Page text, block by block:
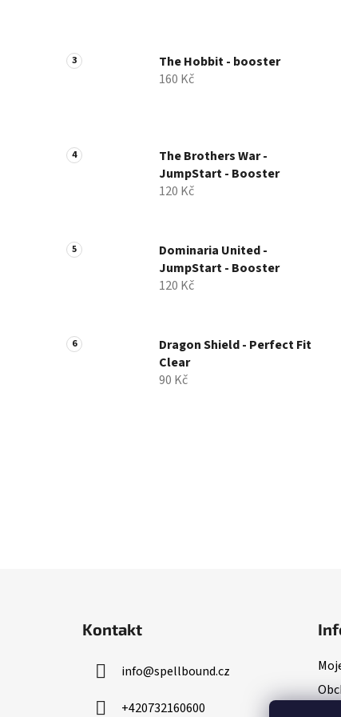
n
e
The Hobbit - booster
160 Kč
The Brothers War -
JumpStart - Booster
120 Kč
Dominaria United -
JumpStart - Booster
120 Kč
Dragon Shield - Perfect Fit
Clear
90 Kč
Kontakt
info@spellbound.cz
+420732160600